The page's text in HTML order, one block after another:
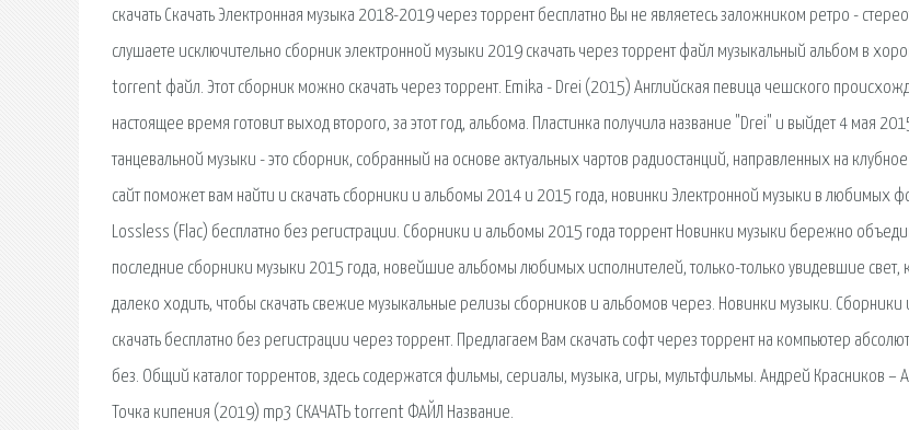
скачать Скачать Электронная музыка 2018-2019 через торрент бесплатно Вы не являетесь заложником ретро -
слушаете исключительно сборник электронной музыки 2019 скачать через торрент файл музыкальный альбом в
torrent файл. Этот сборник можно скачать через торрент. Emika - Drei (2015) Английская певица чешского
настоящее время готовит выход второго, за этот год, альбома. Пластинка получила название "Drei" и выйдет 4 мая
танцевальной музыки - это сборник, собранный на основе актуальных чартов радиостанций, направленных на
сайт поможет вам найти и скачать сборники и альбомы 2014 и 2015 года, новинки Электронной музыки в любимых
Lossless (Flac) бесплатно без регистрации. Сборники и альбомы 2015 года торрент Новинки музыки бережно
последние сборники музыки 2015 года, новейшие альбомы любимых исполнителей, только-только увидевшие свет,
далеко ходить, чтобы скачать свежие музыкальные релизы сборников и альбомов через. Новинки музыки. Сборники
скачать бесплатно без регистрации через торрент. Предлагаем Вам скачать софт через торрент на компьютер
без. Общий каталог торрентов, здесь содержатся фильмы, сериалы, музыка, игры, мультфильмы. Андрей Красников –
Точка кипения (2019) mp3 СКАЧАТЬ torrent ФАЙЛ Название.